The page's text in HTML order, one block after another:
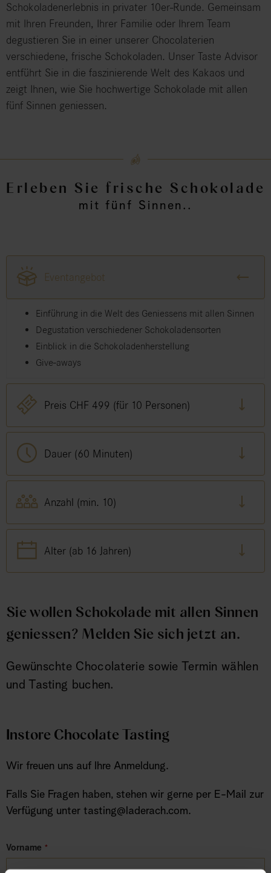
Schokoladenerlebnis in privater 10er-Runde. Gemeinsam
mit Ihren Freunden, Ihrer Familie oder Ihrem Team
degustieren Sie in einer unserer Chocolaterien
verschiedene, frische Schokoladen. Unser Taste Advisor
entführt Sie in die faszinierende Welt des Kakaos und
zeigt Ihnen, wie Sie hochwertige Schokolade mit allen
fünf Sinnen geniessen.
Erleben Sie frische Schokolade
mit fünf Sinnen..
Eventangebot
Einführung in die Welt des Geniessens mit allen Sinnen
Degustation verschiedener Schokoladensorten
Einblick in die Schokoladenherstellung
Give-aways
Preis CHF 499 (für 10 Personen)
Dauer (60 Minuten)
Anzahl (min. 10)
Alter (ab 16 Jahren)
Sie wollen Schokolade mit allen Sinnen
geniessen? Melden Sie sich jetzt an.
Gewünschte Chocolaterie sowie Termin wählen
und Tasting buchen.
Instore Chocolate Tasting
Wir freuen uns auf Ihre Anmeldung.
Falls Sie Fragen haben, stehen wir gerne per E-Mail zur
Verfügung unter tasting@laderach.com.
Vorname *